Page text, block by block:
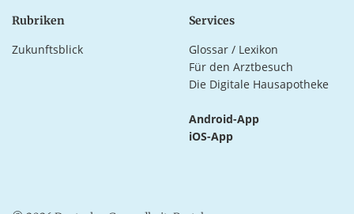
Rubriken
Zukunftsblick
Services
Glossar / Lexikon
Für den Arztbesuch
Die Digitale Hausapotheke
Android-App
iOS-App